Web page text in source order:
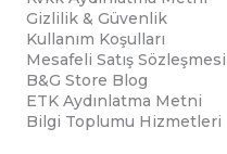
Gizlilik & Güvenlik
Kullanım Koşulları
Mesafeli Satış Sözleşmesi
B&G Store Blog
ETK Aydınlatma Metni
Bilgi Toplumu Hizmetleri